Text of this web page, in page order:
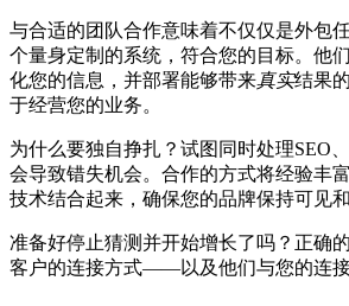
与合适的团队合作意味着不仅仅是外包
个量身定制的系统，符合您的目标。他
化您的信息，并部署能够带来真实结果
于经营您的业务。
为什么要独自挣扎？试图同时处理SEO
会导致错失机会。合作的方式将经验丰
技术结合起来，确保您的品牌保持可见和
准备好停止猜测并开始增长了吗？正确
客户的连接方式——以及他们与您的连接